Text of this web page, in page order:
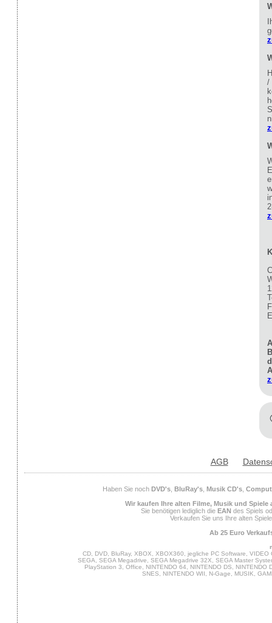
/
AGB
Haben Sie noch DVD's, BluRay's, Musik CD's,
Wir kaufen Ihre alten Filme, Musik und Spiele
Sie benötigen lediglich die EAN des Spiels
Verkaufen Sie uns Ihre alten
Ab 25 Euro
CD, DVD, BluRay, XBOX, XBOX360, jegliche PC Software,
SEGA, SEGA Megadrive, SEGA Megadrive 32X, SEGA Master
PlayStation 3, Office, NINTENDO 64, NINTENDO DS,
SNES, NINTENDO WII, N-Gage, MUSIK,